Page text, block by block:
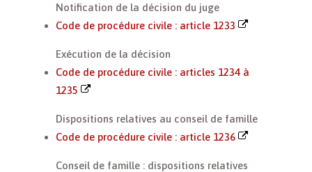
Notification de la décision du juge
Code de procédure civile : article 1233
Exécution de la décision
Code de procédure civile : articles 1234 à
1235
Dispositions relatives au conseil de famille
Code de procédure civile : article 1236
Conseil de famille : dispositions relatives